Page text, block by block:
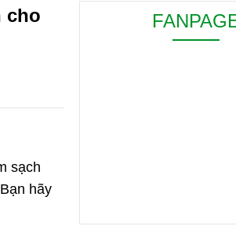
cho
sạch
hãy